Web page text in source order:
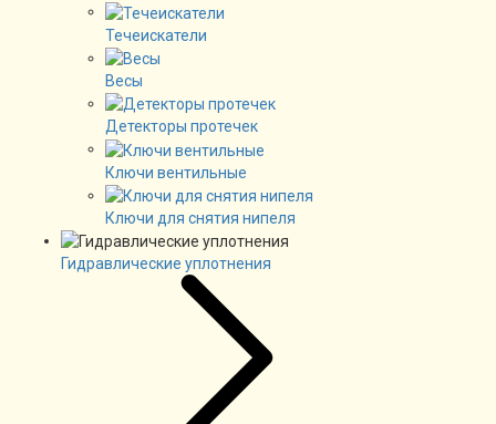
Течеискатели
Весы
Детекторы протечек
Ключи вентильные
Ключи для снятия нипеля
Гидравлические уплотнения